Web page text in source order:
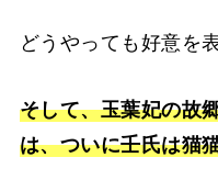
どうやっても好意を
そして、玉葉妃の故
は、ついに壬氏は猫